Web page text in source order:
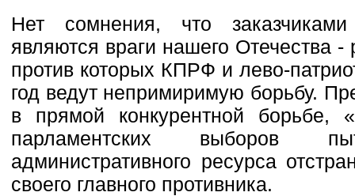
Нет сомнения, что
являются враги нашего Отечества
против которых КПРФ и лево-
год ведут непримиримую борьбу.
в прямой конкурентной борьбе,
парламентских выборов
административного ресурса
своего главного противника.